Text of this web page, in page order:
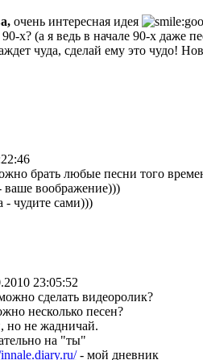
очень интересная идея
х? (а я ведь в начале 90-х даже
чуда, сделай ему это чудо!
брать любые песни того
ваше воображение)))
- чудите сами)))
23:05:52
сделать видеоролик?
несколько песен?
но не жадничай.
на "ты"
- мой дневник